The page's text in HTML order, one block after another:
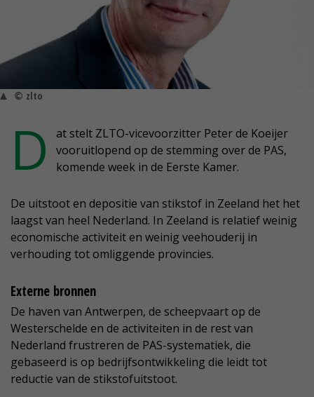
© zlto
D
at stelt ZLTO-vicevoorzitter Peter de Koeijer
vooruitlopend op de stemming over de PAS,
komende week in de Eerste Kamer.
De uitstoot en depositie van stikstof in Zeeland het het
laagst van heel Nederland. In Zeeland is relatief weinig
economische activiteit en weinig veehouderij in
verhouding tot omliggende provincies.
Externe bronnen
De haven van Antwerpen, de scheepvaart op de
Westerschelde en de activiteiten in de rest van
Nederland frustreren de PAS-systematiek, die
gebaseerd is op bedrijfsontwikkeling die leidt tot
reductie van de stikstofuitstoot.